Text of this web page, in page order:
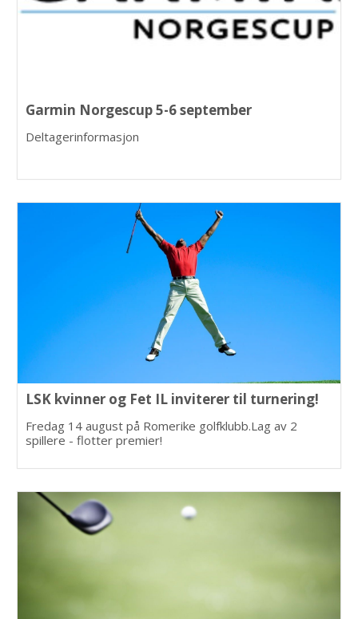
Garmin Norgescup 5-6 september
Deltagerinformasjon
LSK kvinner og Fet IL inviterer til turnering!
Fredag 14 august på Romerike golfklubb.Lag av 2
spillere - flotter premier!